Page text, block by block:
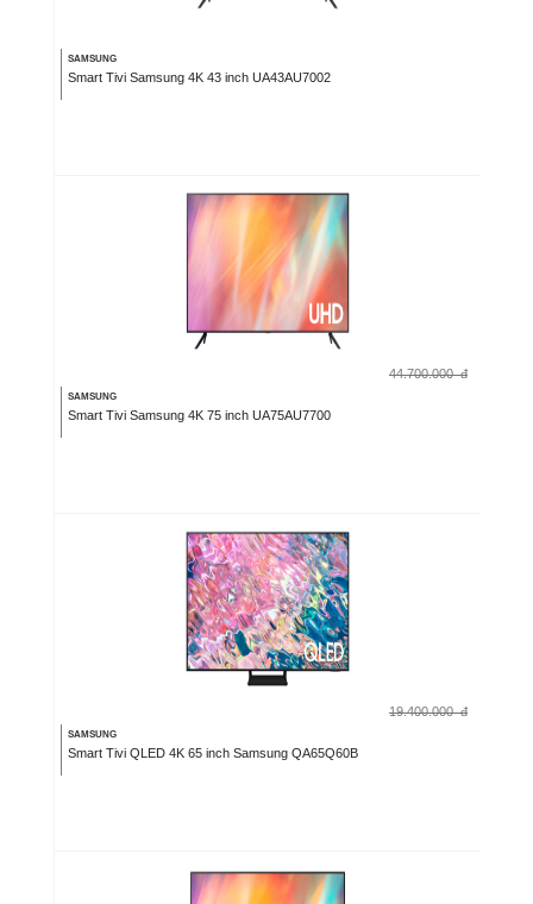
SAMSUNG
Smart Tivi Samsung 4K 43 inch UA43AU7002
44.700.000 đ
SAMSUNG
Smart Tivi Samsung 4K 75 inch UA75AU7700
19.400.000 đ
SAMSUNG
Smart Tivi QLED 4K 65 inch Samsung QA65Q60B